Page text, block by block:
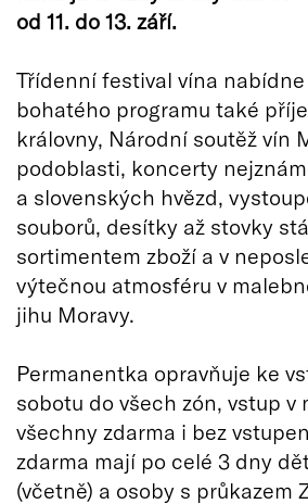
od 11. do 13. září.
Třídenní festival vína
bohatého programu také
královny, Národní soutěž vín
podoblasti, koncerty
a slovenských hvězd,
souborů, desítky až stovky
sortimentem zboží a v
výtečnou atmosféru v
jihu Moravy.
Permanentka opravňuje ke
sobotu do všech zón, vstup v
všechny zdarma i bez
zdarma mají po celé 3 dny
(včetně) a osoby s průkazem